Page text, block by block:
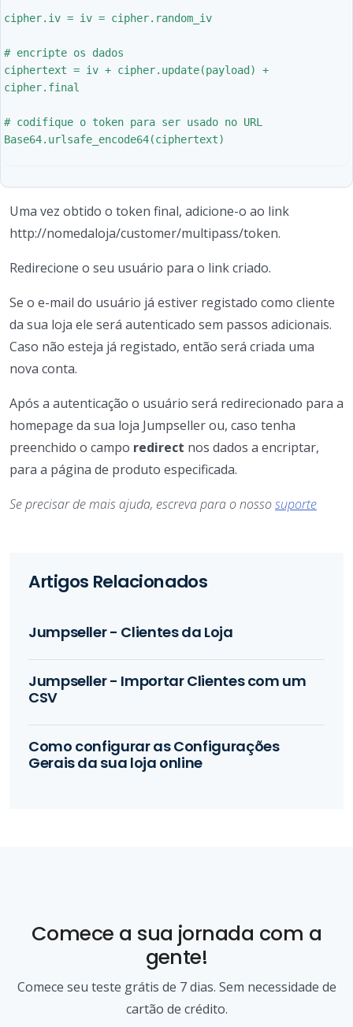
cipher.iv = iv = cipher.random_iv
# encripte os dados
ciphertext = iv + cipher.update(payload) +
cipher.final
# codifique o token para ser usado no URL
Base64.urlsafe_encode64(ciphertext)
Uma vez obtido o token final, adicione-o ao link
http://nomedaloja/customer/multipass/token.
Redirecione o seu usuário para o link criado.
Se o e-mail do usuário já estiver registado como cliente
da sua loja ele será autenticado sem passos adicionais.
Caso não esteja já registado, então será criada uma
nova conta.
Após a autenticação o usuário será redirecionado para a
homepage da sua loja Jumpseller ou, caso tenha
preenchido o campo redirect nos dados a encriptar,
para a página de produto especificada.
Se precisar de mais ajuda, escreva para o nossosuporte
Artigos Relacionados
Jumpseller - Clientes da Loja
Jumpseller - Importar Clientes com um
CSV
Como configurar as Configurações
Gerais da sua loja online
Comece a sua jornada com a
gente!
Comece seu teste grátis de 7 dias. Sem necessidade de
cartão de crédito.